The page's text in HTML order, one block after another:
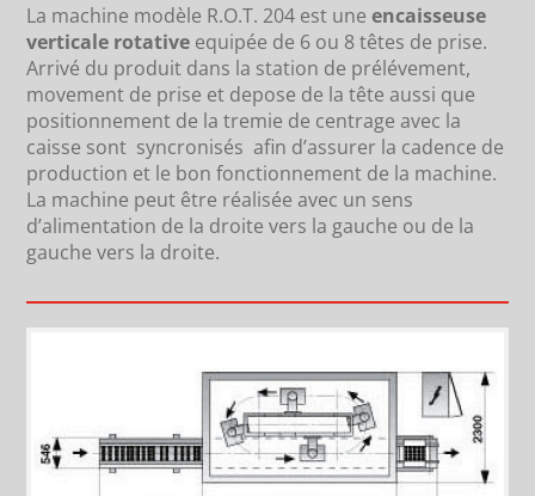
La machine modèle R.O.T. 204 est uneencaisseuse
verticale rotative equipée de 6 ou 8 têtes de prise.
Arrivé du produit dans la station de prélévement,
movement de prise et depose de la tête aussi que
positionnement de la tremie de centrage avec la
caisse sont syncronisés afin d’assurer la cadence de
production et le bon fonctionnement de la machine.
La machine peut être réalisée avec un sens
d’alimentation de la droite vers la gauche ou de la
gauche vers la droite.